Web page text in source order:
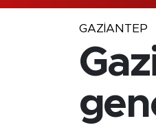
GAZIANTEP
Son Dakika